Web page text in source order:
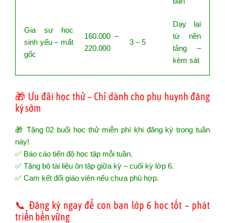
Gia sư học
sinh yếu – mất
gốc
160.000 –
220.000
3 – 5
Dạy lại
từ nền
tảng –
kèm sát
🎁 Ưu đãi học thử – Chỉ dành cho phụ huynh đăng
ký sớm
🎁 Tặng 02 buổi học thử miễn phí khi đăng ký trong tuần
này!
✅ Báo cáo tiến độ học tập mỗi tuần.
✅ Tặng bộ tài liệu ôn tập giữa kỳ – cuối kỳ lớp 6.
✅ Cam kết đổi giáo viên nếu chưa phù hợp.
📞 Đăng ký ngay để con bạn lớp 6 học tốt – phát
triển bền vững